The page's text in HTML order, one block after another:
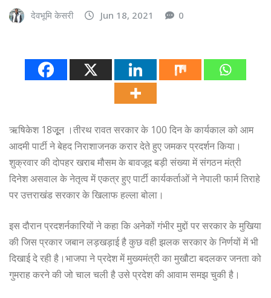
देवभूमि केसरी Jun 18, 2021 0
ऋषिकेश 18जूूून ।तीरथ रावत सरकार के 100 दिन के कार्यकाल को आम
आदमी पार्टी ने बेहद निराशाजनक करार देते हुए जमकर प्रदर्शन किया।
शुक्रवार की दोपहर खराब मौसम के बावजूद बड़ी संख्या में संगठन मंत्री
दिनेश असवाल के नेतृत्व में एकत्र हुए पार्टी कार्यकर्ताओं ने नेपाली फार्म तिराहे
पर उत्तराखंड सरकार के खिलाफ हल्ला बोला।
इस दौरान प्रदशर्नकारियों ने कहा कि अनेकों गंभीर मुद्दों पर सरकार के मुखिया
की जिस प्रकार जबान लड़खड़ाई है कुछ वही झलक सरकार के निर्णयों में भी
दिखाई दे रही है।भाजपा ने प्रदेश में मुख्यमंत्री का मुखौटा बदलकर जनता को
गुमराह करने की जो चाल चली है उसे प्रदेश की आवाम समझ चुकी है।